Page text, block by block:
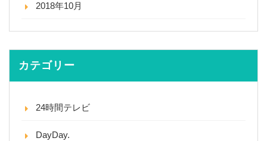
2018年10月
カテゴリー
24時間テレビ
DayDay.